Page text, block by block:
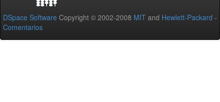
DSpace Software Copyright © 2002-2008 MIT and Hewlett-Packard -
Comentarios